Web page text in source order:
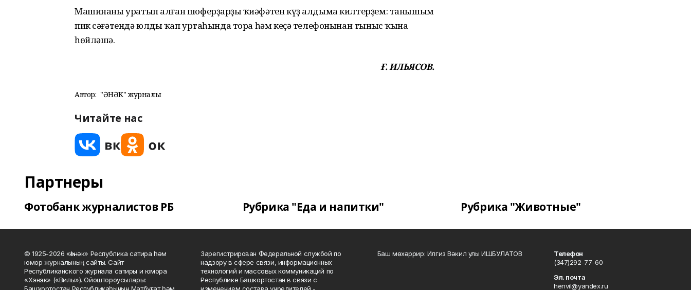
Машинаны уратып алған шоферҙарҙың ҡиәфәтен күҙ алдыма килтерҙем: танышым
пик сәғәтендә юлдың ҡап уртаһында тора һәм кеҫә телефонынан тыныс ҡына
һөйләшә.
Ғ. ИЛЬЯСОВ.
Автор: "ҺӘНӘК" журналы
Читайте нас
Партнеры
Фотобанк журналистов РБ Рубрика "Еда и напитки" Рубрика "Животные"
© 1925-2026 «Һәнәк» Республика сатира һәм
юмор журналының сайты. Сайт
Республиканского журнала сатиры и юмора
«Хэнэк» («Вилы»). Ойоштороусылары:
Зарегистрирован Федеральной службой по
надзору в сфере связи, информационных
технологий и массовых коммуникаций по
Республике Башкортостан в связи с
Баш мөхәррир: Илгиз Вәкил улы ИШБУЛАТОВ
Телефон
(347)292-77-60
Эл. почта
henvil@yandex.ru